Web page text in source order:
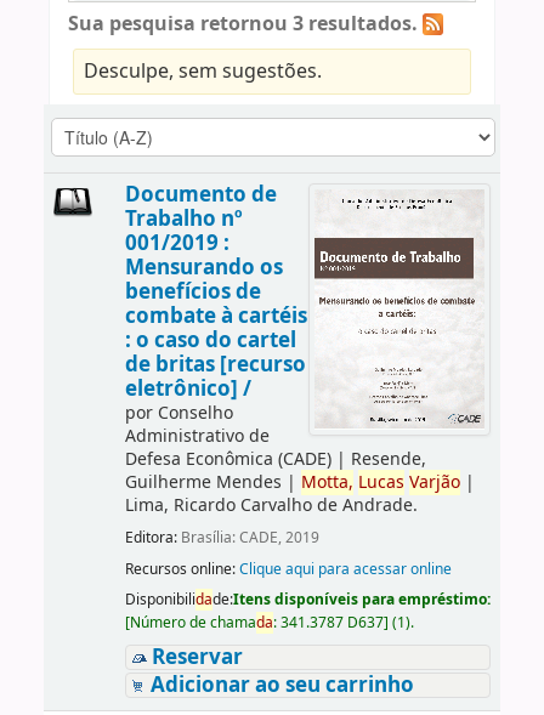
Sua pesquisa retornou 3 resultados.
Desculpe, sem sugestões.
Documento de
Trabalho nº
001/2019 :
Mensurando os
benefícios de
combate à cartéis
: o caso do cartel
de britas [recurso
eletrônico] /
por Conselho
Administrativo de
Defesa Econômica (CADE)| Resende,
Guilherme Mendes | Motta, Lucas Varjão|
Lima, Ricardo Carvalho de Andrade.
Editora: Brasília: CADE, 2019
Recursos online:Clique aqui para acessar online
Disponibilidade:Itens disponíveis para empréstimo:
[Número de chamada:341.3787 D637] (1).
Reservar
Adicionar ao seu carrinho